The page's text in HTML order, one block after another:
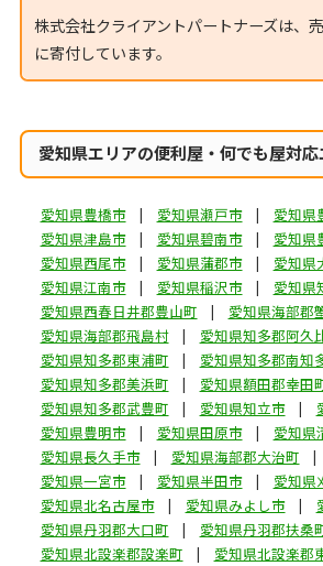
株式会社クライアントパートナーズは、
に寄付しています。
愛知県エリアの便利屋・何でも屋対応
愛知県豊橋市 愛知県瀬戸市
愛知県
愛知県津島市
愛知県碧南市
愛知県
愛知県西尾市
愛知県蒲郡市
愛知県
愛知県江南市
愛知県稲沢市
愛知県
愛知県西春日井郡豊山町
愛知県海部郡
愛知県海部郡飛島村
愛知県知多郡阿久
愛知県知多郡東浦町
愛知県知多郡南知
愛知県知多郡美浜町
愛知県額田郡幸田
愛知県知多郡武豊町
愛知県知立市
愛知県豊明市
愛知県田原市
愛知県
愛知県長久手市
愛知県海部郡大治町
愛知県一宮市
愛知県半田市
愛知県
愛知県北名古屋市
愛知県みよし市
愛知県丹羽郡大口町
愛知県丹羽郡扶桑
愛知県北設楽郡設楽町
愛知県北設楽郡